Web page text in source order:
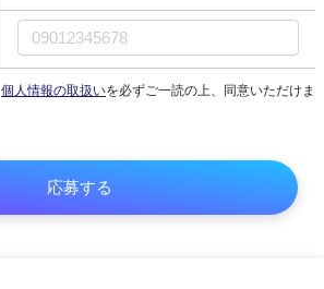
個人情報の取扱いを必ずご一読の上、同意いただけま